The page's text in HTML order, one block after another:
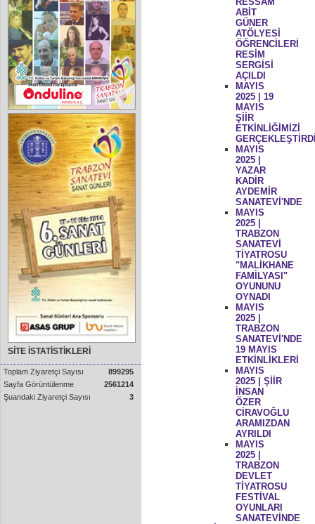
SİTE İSTATİSTİKLERİ
Toplam Ziyaretçi Sayısı
899295
Sayfa Görüntülenme
2561214
Şuandaki Ziyaretçi Sayısı
3
ABİT
GÜNER
ATÖLYESİ
ÖĞRENCİLERİ
RESİM
SERGİSİ
AÇILDI
MAYIS
2025 | 19
MAYIS
ŞİİR
ETKİNLİĞİMİZİ
MAYIS
2025 |
YAZAR
KADİR
AYDEMİR
SANATEVİ'NDE
MAYIS
2025 |
TRABZON
SANATEVİ
TİYATROSU
"MALİKHANE
FAMİLYASI"
OYUNUNU
OYNADI
MAYIS
2025 |
TRABZON
SANATEVİ'NDE
19 MAYIS
ETKİNLİKLERİ
MAYIS
2025 | ŞİİR
İNSAN
ÖZER
CİRAVOĞLU
ARAMIZDAN
AYRILDI
MAYIS
2025 |
TRABZON
DEVLET
TİYATROSU
FESTİVAL
OYUNLARI
SANATEVİNDE